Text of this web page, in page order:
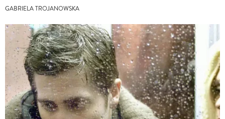
GABRIELA TROJANOWSKA